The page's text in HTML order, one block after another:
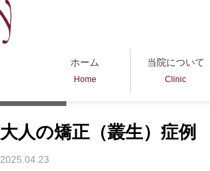
ホーム
Home
当院について
Clinic
大人の矯正 大人の矯
大人の矯正（叢生）症例
2025.04.23